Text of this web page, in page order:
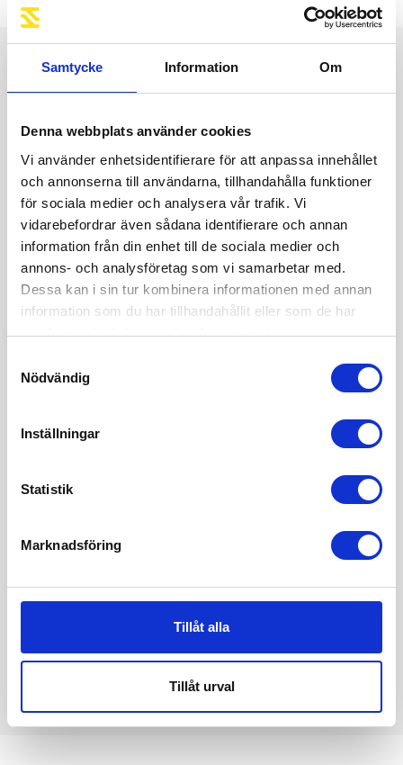
Samtycke Information Om
Denna webbplats använder cookies
Vi använder enhetsidentifierare för att anpassa innehållet
och annonserna till användarna, tillhandahålla funktioner
för sociala medier och analysera vår trafik. Vi
vidarebefordrar även sådana identifierare och annan
information från din enhet till de sociala medier och
annons- och analysföretag som vi samarbetar med.
Dessa kan i sin tur kombinera informationen med annan
information som du har tillhandahållit eller som de har
samlat in när du har använt deras tjänster.
Nödvändig
Inställningar
Statistik
Marknadsföring
Tillåt alla
Tillåt urval
Är du intresserad av
maskinen?
Kontakta oss då via formuläret nedan.